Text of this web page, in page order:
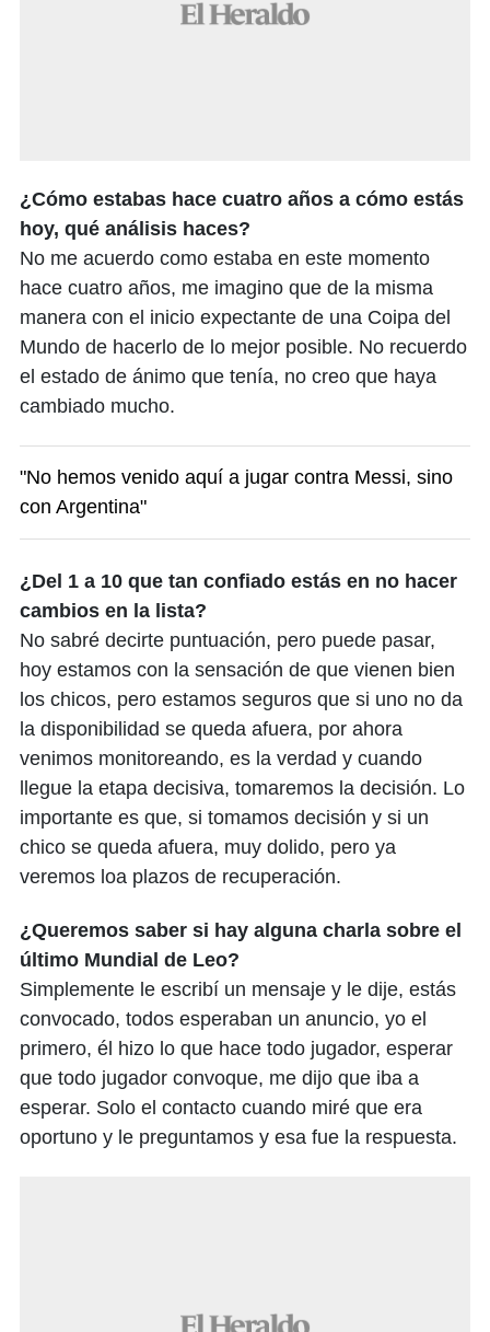
¿Cómo estabas hace cuatro años a cómo estás
hoy, qué análisis haces?
No me acuerdo como estaba en este momento
hace cuatro años, me imagino que de la misma
manera con el inicio expectante de una Coipa del
Mundo de hacerlo de lo mejor posible. No recuerdo
el estado de ánimo que tenía, no creo que haya
cambiado mucho.
"No hemos venido aquí a jugar contra Messi, sino
con Argentina"
¿Del 1 a 10 que tan confiado estás en no hacer
cambios en la lista?
No sabré decirte puntuación, pero puede pasar,
hoy estamos con la sensación de que vienen bien
los chicos, pero estamos seguros que si uno no da
la disponibilidad se queda afuera, por ahora
venimos monitoreando, es la verdad y cuando
llegue la etapa decisiva, tomaremos la decisión. Lo
importante es que, si tomamos decisión y si un
chico se queda afuera, muy dolido, pero ya
veremos loa plazos de recuperación.
¿Queremos saber si hay alguna charla sobre el
último Mundial de Leo?
Simplemente le escribí un mensaje y le dije, estás
convocado, todos esperaban un anuncio, yo el
primero, él hizo lo que hace todo jugador, esperar
que todo jugador convoque, me dijo que iba a
esperar. Solo el contacto cuando miré que era
oportuno y le preguntamos y esa fue la respuesta.